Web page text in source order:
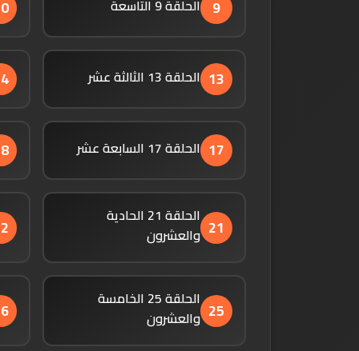
9 الحلقة 9 التاسعة
13 الحلقة 13 الثالثة عشر
17 الحلقة 17 السابعة عشر
21
الحلقة 21 الحادية
والعشرون
25
الحلقة 25 الخامسة
والعشرون